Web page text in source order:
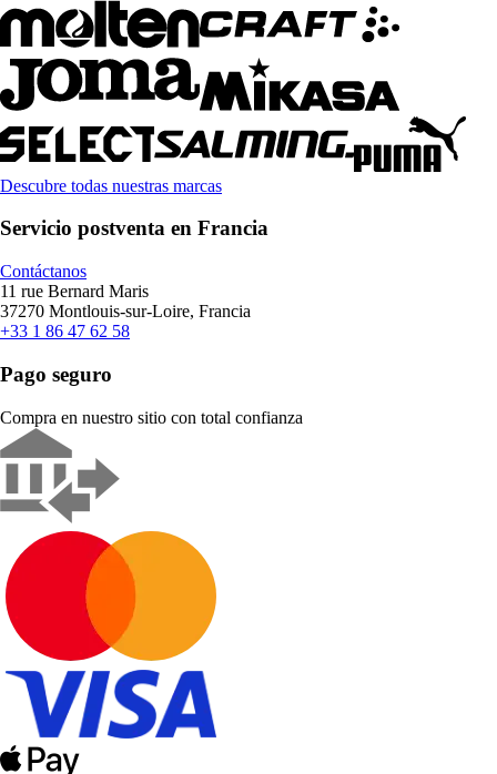
Descubre todas nuestras marcas
Servicio postventa en Francia
Contáctanos
11 rue Bernard Maris
37270 Montlouis-sur-Loire, Francia
+33 1 86 47 62 58
Pago seguro
Compra en nuestro sitio con total confianza